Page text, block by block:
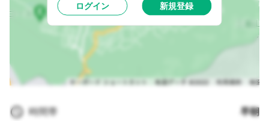
時間帯 早朝
ログイン 新規登録